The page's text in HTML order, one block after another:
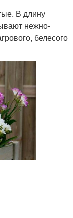
В длину
нежно-
белесого